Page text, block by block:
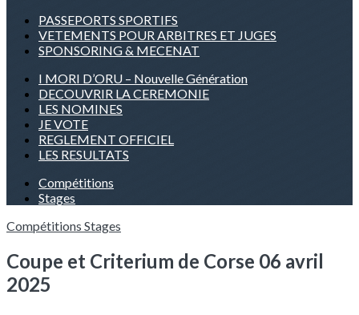
PASSEPORTS SPORTIFS
VETEMENTS POUR ARBITRES ET JUGES
SPONSORING & MECENAT
I MORI D’ORU – Nouvelle Génération
DECOUVRIR LA CEREMONIE
LES NOMINES
JE VOTE
REGLEMENT OFFICIEL
LES RESULTATS
Compétitions
Stages
Compétitions Stages
Coupe et Criterium de Corse 06 avril
2025